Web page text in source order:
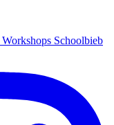
Workshops Schoolbieb